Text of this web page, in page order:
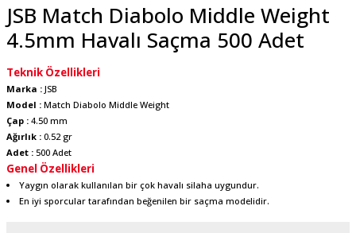
JSB Match Diabolo Middle Weight
4.5mm Havalı Saçma 500 Adet
Teknik Özellikleri
Marka : JSB
Model : Match Diabolo Middle Weight
Çap : 4.50 mm
Ağırlık : 0.52 gr
Adet : 500 Adet
Genel Özellikleri
Yaygın olarak kullanılan bir çok havalı silaha uygundur.
En iyi sporcular tarafından beğenilen bir saçma modelidir.